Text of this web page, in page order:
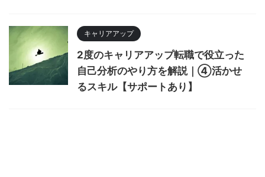
キャリアアップ
2度のキャリアアップ転職で役立った
自己分析のやり方を解説｜④活かせ
るスキル【サポートあり】